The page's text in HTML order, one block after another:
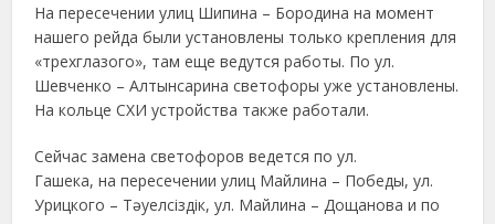
На пересечении улиц Шипина – Бородина на момент
нашего рейда были установлены только крепления для
«трехглазого», там еще ведутся работы. По ул.
Шевченко – Алтынсарина светофоры уже установлены.
На кольце СХИ устройства также работали.
Сейчас замена светофоров ведется по ул.
Гашека, на пересечении улиц Майлина – Победы, ул.
Урицкого – Тәуелсіздік, ул. Майлина – Дощанова и по